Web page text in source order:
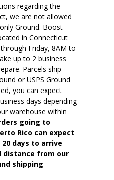
regarding the
we are not allowed
Ground. Boost
in Connecticut
Friday, 8AM to
up to 2 business
Parcels ship
or USPS Ground
you can expect
days depending
warehouse within
going to
Rico can expect
days to arrive
distance from our
shipping